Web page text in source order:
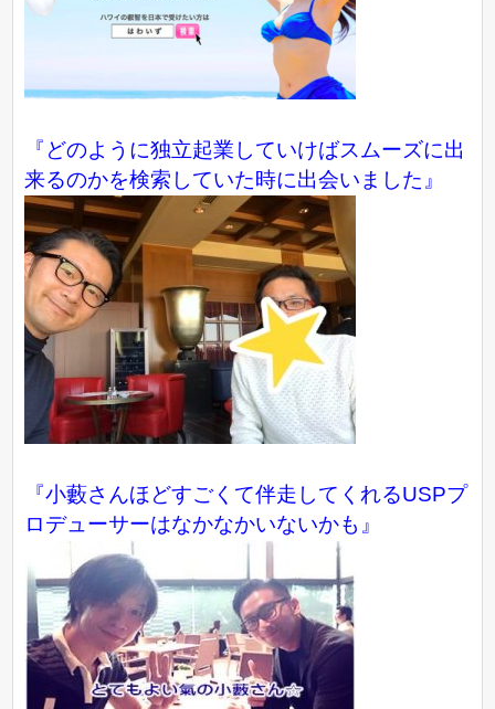
『どのように独立起業していけばスムーズに出
来るのかを検索していた時に出会いました』
『小藪さんほどすごくて伴走してくれるUSPプ
ロデューサーはなかなかいないかも』